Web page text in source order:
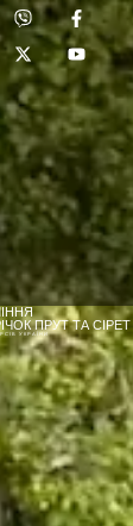
ПРУТ ТА СІРЕТ
УКРАЇНИ